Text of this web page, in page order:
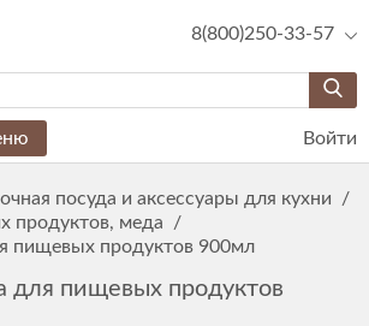
8(800)250-33-57
Войти
посуда и аксессуары для кухни
/
продуктов, меда
/
пищевых продуктов 900мл
для пищевых продуктов